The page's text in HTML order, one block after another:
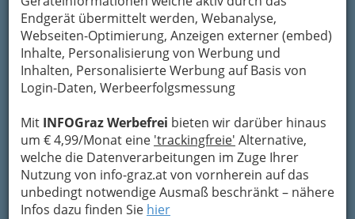
Endgerät übermittelt werden, Webanalyse,
Webseiten-Optimierung, Anzeigen externer (embed)
Inhalte, Personalisierung von Werbung und
Inhalten, Personalisierte Werbung auf Basis von
Login-Daten, Werbeerfolgsmessung
Mit INFOGraz Werbefrei bieten wir darüber hinaus
um € 4,99/Monat eine 'trackingfreie' Alternative,
welche die Datenverarbeitungen im Zuge Ihrer
Nutzung von info-graz.at von vornherein auf das
unbedingt notwendige Ausmaß beschränkt – nähere
Infos dazu finden Sie hier
So gliedert die WKO
Änderungsschneiderei
Bekleidungsgewerbe Sonstige